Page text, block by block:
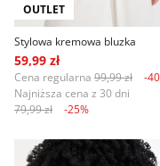
OUTLET
Stylowa kremowa bluzka
59,99 zł
Cena regularna 99,99 zł
-
Najniższa cena z 30 dni
79,99 zł
-25%